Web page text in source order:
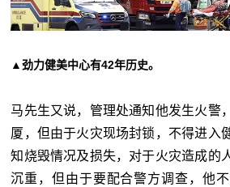
▲劲力健美中心有42年历史。
马先生又说，管理处通知他发生火警
厦，但由于火灾现场封锁，不得进入
知烧毁情况及损失，对于火灾造成的
沉重，但由于要配合警方调查，他